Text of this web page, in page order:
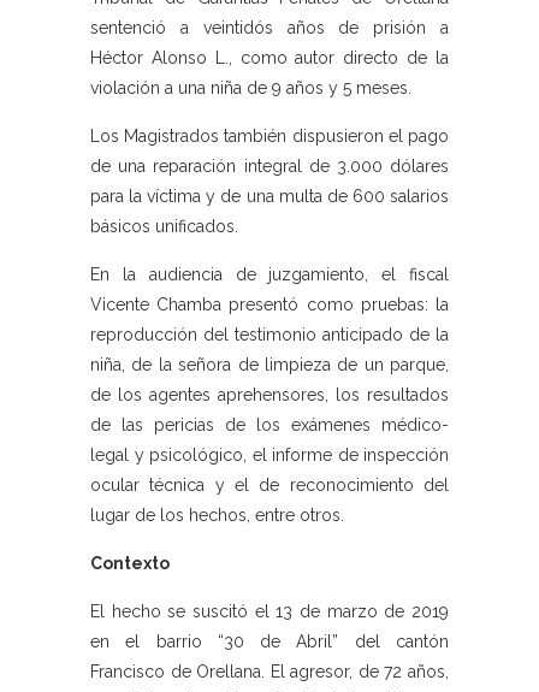
sentenció a veintidós años de prisión a
Héctor Alonso L., como autor directo de la
violación a una niña de 9 años y 5 meses.
Los Magistrados también dispusieron el pago
de una reparación integral de 3.000 dólares
para la víctima y de una multa de 600 salarios
básicos unificados.
En la audiencia de juzgamiento, el fiscal
Vicente Chamba presentó como pruebas: la
reproducción del testimonio anticipado de la
niña, de la señora de limpieza de un parque,
de los agentes aprehensores, los resultados
de las pericias de los exámenes médico-
legal y psicológico, el informe de inspección
ocular técnica y el de reconocimiento del
lugar de los hechos, entre otros.
Contexto
El hecho se suscitó el 13 de marzo de 2019
en el barrio “30 de Abril” del cantón
Francisco de Orellana. El agresor, de 72 años,